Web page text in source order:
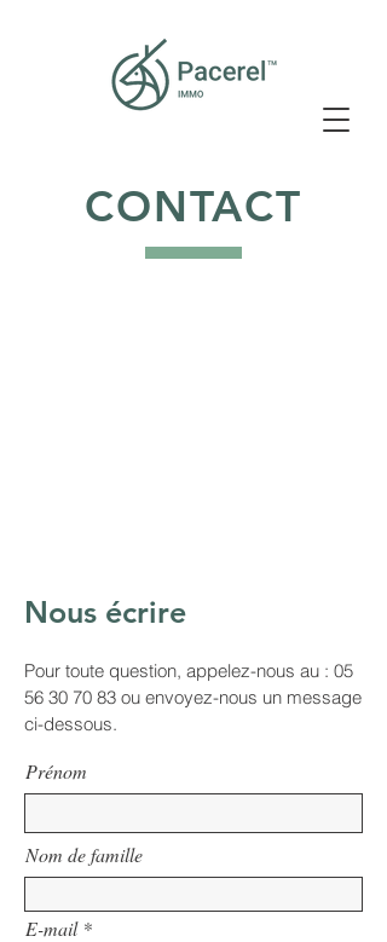
CONTACT
Nous écrire
Pour toute question, appelez-nous au : 05
56 30 70 83 ou envoyez-nous un message
ci-dessous.
Prénom
Nom de famille
E-mail